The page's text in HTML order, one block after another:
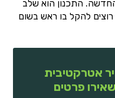
התכנון הוא שלב
רוצים להקל בו ראש בשום
אטרקטיבית
פרטים